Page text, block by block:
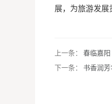
展，为旅游发展
上一条：
春临嘉阳
下一条：
书香润